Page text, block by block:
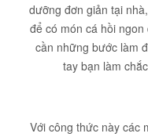
dưỡng đơn giản tại
để có món cá hồi
cần những bước làm
tay bạn làm
Với công thức này các